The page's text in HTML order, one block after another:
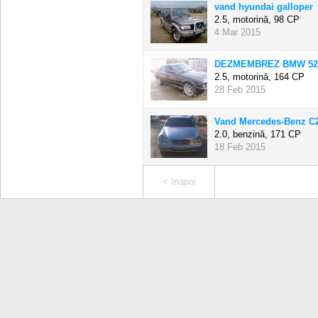
vand hyundai galloper
2.5, motorină, 98 CP
4 Mar 2015
DEZMEMBREZ BMW
2.5, motorină, 164 CP
28 Feb 2015
Vand Mercedes-Benz
2.0, benzină, 171 CP
18 Feb 2015
< înapoi